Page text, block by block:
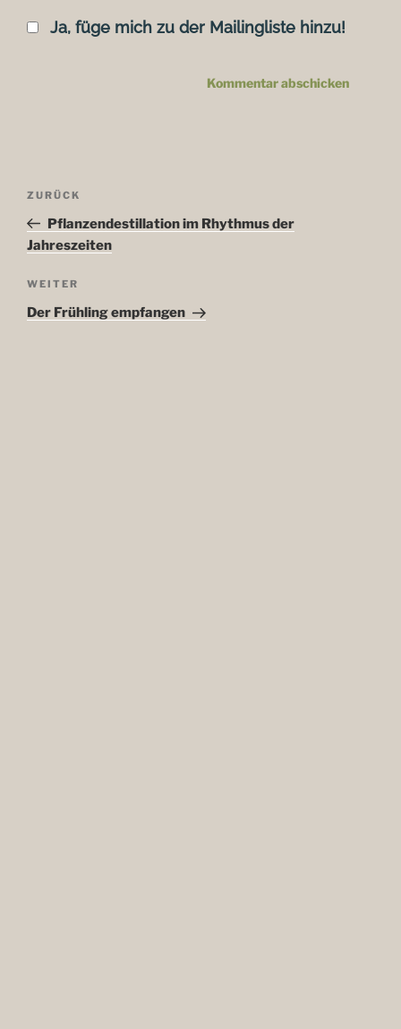
Ja, füge mich zu der Mailingliste hinzu!
Beitragsnavigation
Vorheriger
Beitrag
ZURÜCK
Pflanzendestillation im Rhythmus der
Jahreszeiten
Nächster
Beitrag
WEITER
Der Frühling empfangen